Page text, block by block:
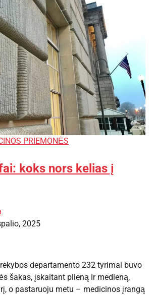
PRIEMONĖS
koks nors kelias į
2025
departamento 232 tyrimai buvo
šakas, įskaitant plieną ir medieną,
o pastaruoju metu – medicinos įrangą